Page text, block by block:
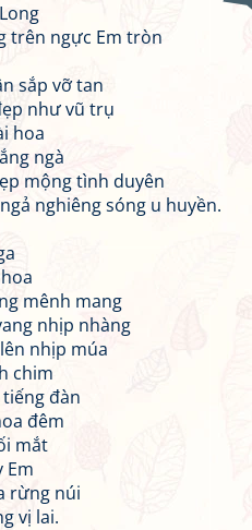
trên ngực Em tròn
sắp vỡ tan
như vũ trụ
ngà
mộng tình duyên
nghiêng sóng u huyền.
mênh mang
nhịp nhàng
nhịp múa
chim
đàn
đêm
mắt
rừng núi
vị lai.